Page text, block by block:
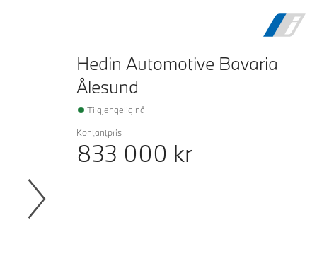
Hedin Automotive Bavaria
Ålesund
Tilgjengelig nå
Kontantpris
833 000 kr